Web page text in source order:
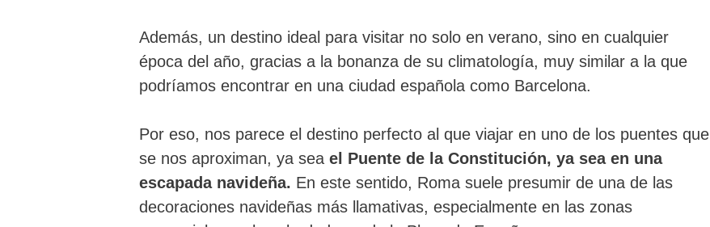
Además, un destino ideal para visitar no solo en verano, sino en cualquier
época del año, gracias a la bonanza de su climatología, muy similar a la que
podríamos encontrar en una ciudad española como Barcelona.
Por eso, nos parece el destino perfecto al que viajar en uno de los puentes que
se nos aproximan, ya sea el Puente de la Constitución, ya sea en una
escapada navideña. En este sentido, Roma suele presumir de una de las
decoraciones navideñas más llamativas, especialmente en las zonas